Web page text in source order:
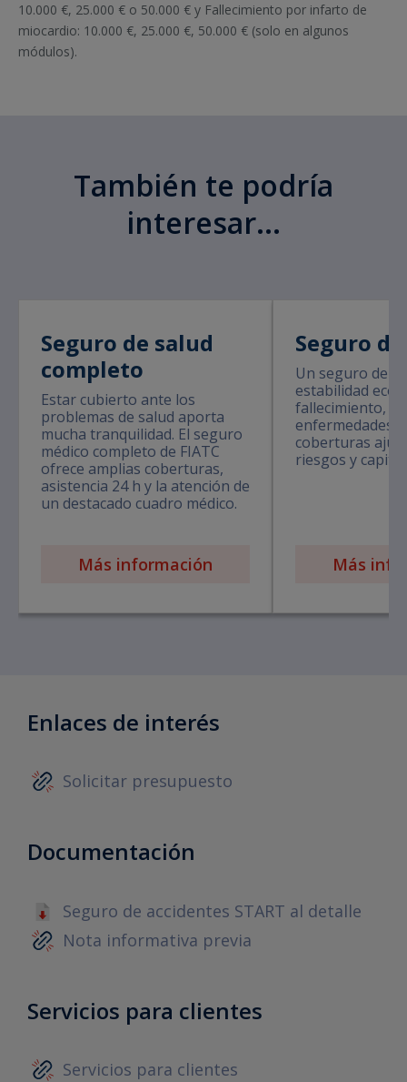
10.000 €, 25.000 € o 50.000 € y Fallecimiento por infarto de
miocardio: 10.000 €, 25.000 €, 50.000 € (solo en algunos
módulos).
También te podría
interesar...
Seguro de salud
completo
Estar cubierto ante los
problemas de salud aporta
mucha tranquilidad. El seguro
médico completo de FIATC
ofrece amplias coberturas,
asistencia 24 h y la atención de
un destacado cuadro médico.
Más información
Seguro
Un seguro de
estabilidad
fallecimiento,
enfermedades
coberturas
riesgos y
Más
Enlaces de interés
Solicitar presupuesto
Documentación
Seguro de accidentes START al detalle
Nota informativa previa
Servicios para clientes
Servicios para clientes